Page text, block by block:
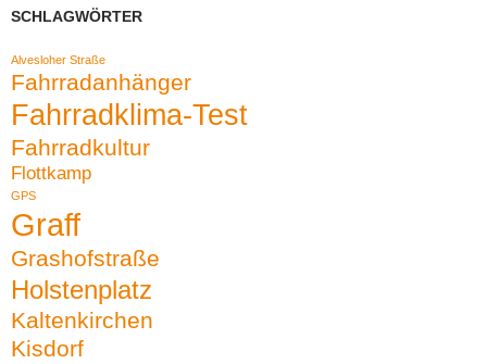
SCHLAGWÖRTER
Alvesloher Straße
Fahrradanhänger
Fahrradklima-Test
Fahrradkultur
Flottkamp
GPS
Graff
Grashofstraße
Holstenplatz
Kaltenkirchen
Kisdorf